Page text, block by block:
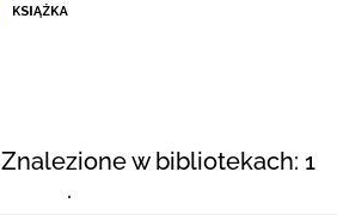
Znalezione w bibliotekach: 1
.